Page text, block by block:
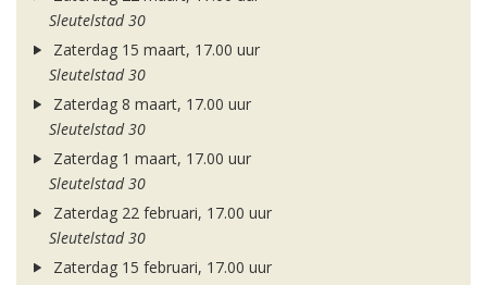
Sleutelstad 30
Zaterdag 15 maart, 17.00 uur
Sleutelstad 30
Zaterdag 8 maart, 17.00 uur
Sleutelstad 30
Zaterdag 1 maart, 17.00 uur
Sleutelstad 30
Zaterdag 22 februari, 17.00 uur
Sleutelstad 30
Zaterdag 15 februari, 17.00 uur